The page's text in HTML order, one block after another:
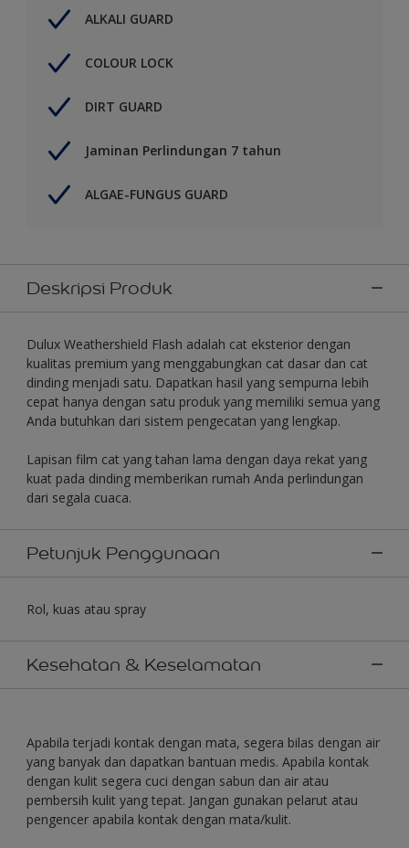
ALKALI GUARD
COLOUR LOCK
DIRT GUARD
Jaminan Perlindungan 7 tahun
ALGAE-FUNGUS GUARD
Deskripsi Produk
Dulux Weathershield Flash adalah cat eksterior dengan
kualitas premium yang menggabungkan cat dasar dan cat
dinding menjadi satu. Dapatkan hasil yang sempurna lebih
cepat hanya dengan satu produk yang memiliki semua yang
Anda butuhkan dari sistem pengecatan yang lengkap.
Lapisan film cat yang tahan lama dengan daya rekat yang
kuat pada dinding memberikan rumah Anda perlindungan
dari segala cuaca.
Petunjuk Penggunaan
Rol, kuas atau spray
Kesehatan & Keselamatan
Apabila terjadi kontak dengan mata, segera bilas dengan air
yang banyak dan dapatkan bantuan medis. Apabila kontak
dengan kulit segera cuci dengan sabun dan air atau
pembersih kulit yang tepat. Jangan gunakan pelarut atau
pengencer apabila kontak dengan mata/kulit.